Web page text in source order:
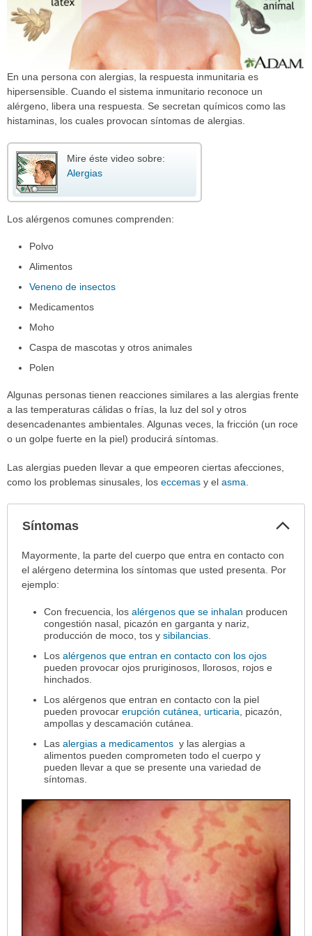
En una persona con alergias, la respuesta inmunitaria es
hipersensible. Cuando el sistema inmunitario reconoce un
alérgeno, libera una respuesta. Se secretan químicos como las
histaminas, los cuales provocan síntomas de alergias.
Mire éste video sobre:
Alergias
Los alérgenos comunes comprenden:
Polvo
Alimentos
Veneno de insectos
Medicamentos
Moho
Caspa de mascotas y otros animales
Polen
Algunas personas tienen reacciones similares a las alergias frente
a las temperaturas cálidas o frías, la luz del sol y otros
desencadenantes ambientales. Algunas veces, la fricción (un roce
o un golpe fuerte en la piel) producirá síntomas.
Las alergias pueden llevar a que empeoren ciertas afecciones,
como los problemas sinusales, los eccemas y el asma
Síntomas
Síntomas
sido
Mayormente, la parte del cuerpo que entra en contacto con
el alérgeno determina los síntomas que usted presenta. Por
ejemplo:
Con frecuencia, losalérgenos que se inhalan producen
congestión nasal, picazón en garganta y nariz,
producción de moco, tos ysibilancias
Losalérgenos que entran en contacto con los ojos
pueden provocar ojos pruriginosos, llorosos, rojos e
hinchados.
Los alérgenos que entran en contacto con la piel
pueden provocarerupción cutánea ,urticaria , picazón,
ampollas y descamación cutánea.
Lasalergias a medicamentos y las alergias a
alimentos pueden comprometen todo el cuerpo y
pueden llevar a que se presente una variedad de
síntomas.